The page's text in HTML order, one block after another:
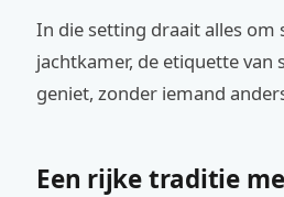
In die setting draait alles om
jachtkamer, de etiquette
geniet, zonder iemand
Een rijke traditie